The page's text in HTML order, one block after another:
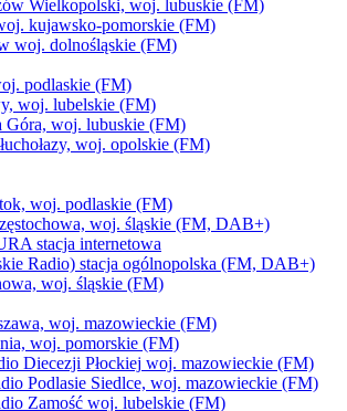
Wielkopolski, woj. lubuskie (FM)
kujawsko-pomorskie (FM)
woj. dolnośląskie (FM)
podlaskie (FM)
woj. lubelskie (FM)
Góra, woj. lubuskie (FM)
woj. opolskie (FM)
woj. podlaskie (FM)
woj. śląskie (FM, DAB+)
stacja internetowa
Radio) stacja ogólnopolska (FM, DAB+)
woj. śląskie (FM)
woj. mazowieckie (FM)
woj. pomorskie (FM)
Diecezji Płockiej woj. mazowieckie (FM)
Podlasie Siedlce, woj. mazowieckie (FM)
Zamość woj. lubelskie (FM)